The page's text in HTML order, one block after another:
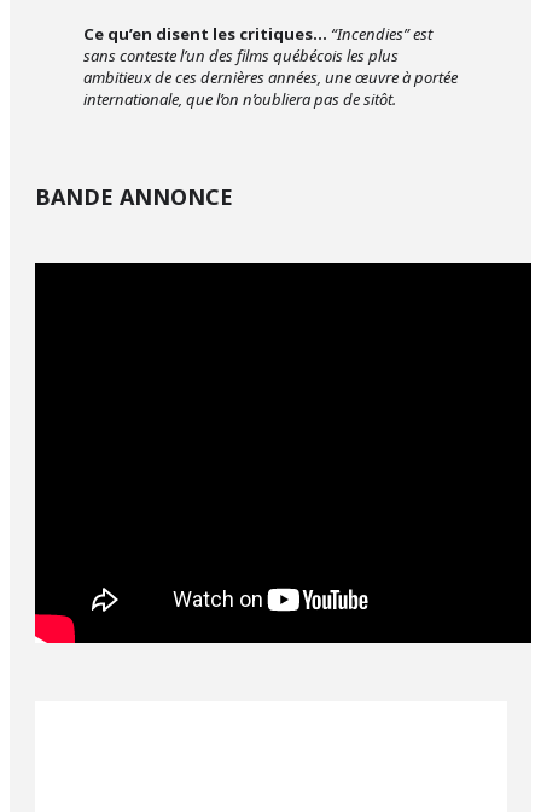
Ce qu’en disent les critiques… “Incendies” est
sans conteste l’un des films québécois les plus
ambitieux de ces dernières années, une œuvre à portée
internationale, que l’on n’oubliera pas de sitôt.
BANDE ANNONCE